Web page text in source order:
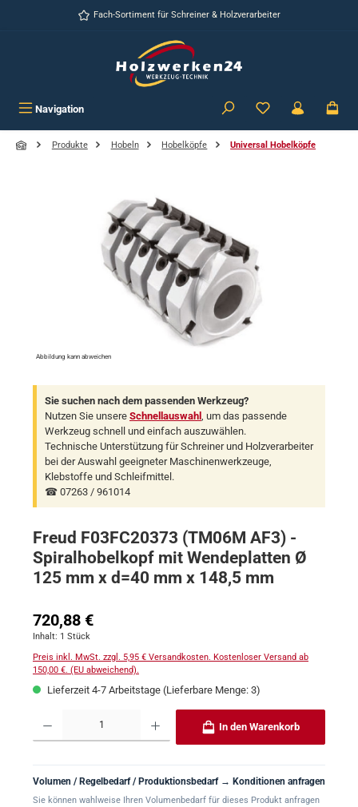
Zum Hauptinhalt springenFach-Sortiment für Schreiner & Holzverarbeiter
Navigation
Produkte Hobeln Hobelköpfe Universal Hobelköpfe
Abbildung kann abweichen
Sie suchen nach dem passenden Werkzeug?
Nutzen Sie unsere Schnellauswahl , um das passende
Werkzeug schnell und einfach auszuwählen.
Technische Unterstützung für Schreiner und Holzverarbeiter
bei der Auswahl geeigneter Maschinenwerkzeuge,
Klebstoffe und Schleifmittel.
☎ 07263 / 961014
Freud F03FC20373 (TM06M AF3) -
Spiralhobelkopf mit Wendeplatten Ø
125 mm x d=40 mm x 148,5 mm
Regulärer Preis:
720,88 €
Inhalt: 1 Stück
Preis inkl. MwSt. zzgl. 5,95 € Versandkosten. Kostenloser Versand ab
150,00 €. (EU abweichend).
Lieferzeit 4-7 Arbeitstage (Lieferbare Menge: 3)
Produkt Anzahl: Gib den gewünschten Wert ein oder benutze die Schaltflächen
In den Warenkorb
Volumen / Regelbedarf / Produktionsbedarf → Konditionen anfragen
Sie können wahlweise Ihren Volumenbedarf für dieses Produkt anfragen